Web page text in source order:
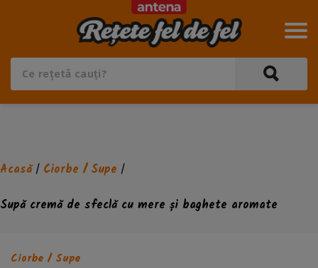
Acasă/ Ciorbe / Supe /
Supă cremă de sfeclă cu mere și baghete aromate
Ciorbe / Supe